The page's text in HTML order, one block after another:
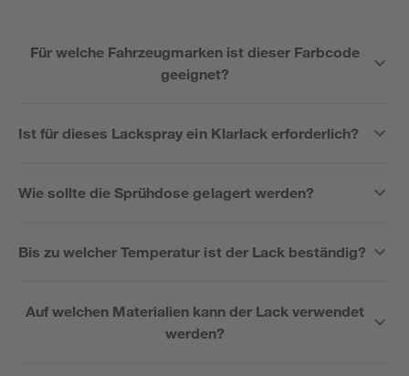
Für welche Fahrzeugmarken ist dieser Farbcode
geeignet?
Ist für dieses Lackspray ein Klarlack erforderlich?
Wie sollte die Sprühdose gelagert werden?
Bis zu welcher Temperatur ist der Lack beständig?
Auf welchen Materialien kann der Lack verwendet
werden?